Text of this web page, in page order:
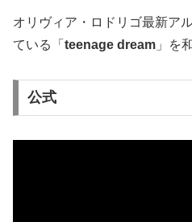
オリヴィア・ロドリゴ最新ア
ている「 teenage dream 」を
公式